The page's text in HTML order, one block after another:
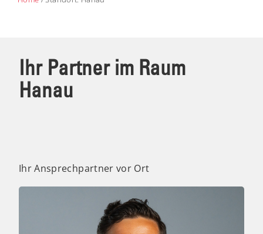
Ihr Partner im Raum
Hanau
Ihr Ansprechpartner vor Ort